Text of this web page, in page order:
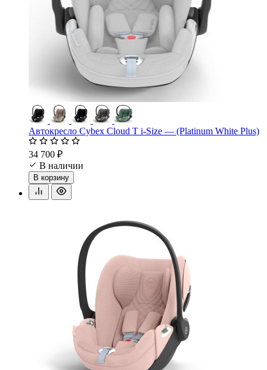
Автокресло Cybex Cloud T i-Size — (Platinum White Plus)
34 700 ₽
В наличии
В корзину